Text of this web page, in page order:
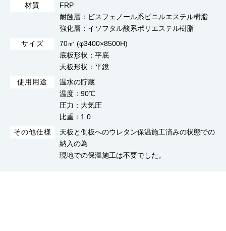
材質
FRP
耐蝕層：ビスフェノール系ビニルエステル樹脂
強化層：イソフタル酸系ポリエステル樹脂
サイズ
70㎥ (φ3400×8500H)
底板形状：平底
天板形状：平鏡
使用用途
温水の貯蔵
温度：90℃
圧力：大気圧
比重：1.0
その他仕様
天板と側板へのウレタン保温施工済みの状態での
納入の為
現地での保温施工は不要でした。